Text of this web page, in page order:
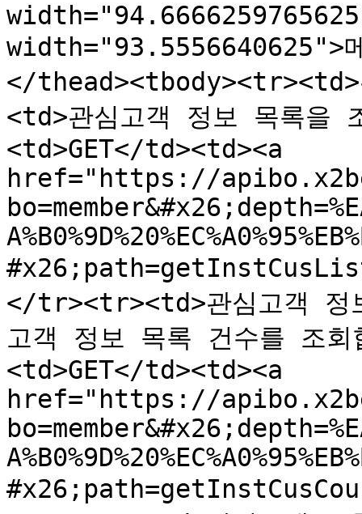
width="93.5556640625">
</thead><tbody><tr><td>
<td>관심고객 정보 목록을
<td>GET</td><td><a
href="https://
</tr><tr><td>관심고객 정
고객 정보 목록 건수를 조
<td>GET</td><td><a
href="https://